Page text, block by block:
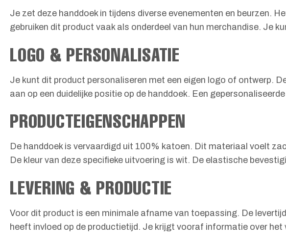
Je zet deze handdoek in tijdens diverse evenementen en beurzen.
gebruiken dit product vaak als onderdeel van hun merchandise. Je
LOGO & PERSONALISATIE
Je kunt dit product personaliseren met een eigen logo of ontwerp.
aan op een duidelijke positie op de handdoek. Een
PRODUCTEIGENSCHAPPEN
De handdoek is vervaardigd uit 100% katoen. Dit materiaal voelt
De kleur van deze specifieke uitvoering is wit. De elastische
LEVERING & PRODUCTIE
Voor dit product is een minimale afname van toepassing. De
heeft invloed op de productietijd. Je krijgt vooraf informatie over